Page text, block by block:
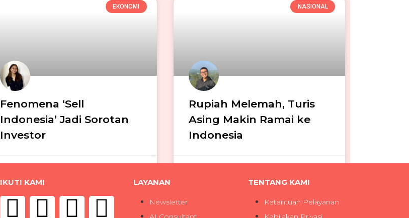
EKONOMI
Fenomena ‘Sell
Indonesia’ Jadi Sorotan
Investor
NASIONAL
Rupiah Melemah, Turis
Asing Makin Ramai ke
Indonesia
IKUTI KAMI LAYANAN
Newsletter
TENTANG KAMI
Ketentuan Pelayanan